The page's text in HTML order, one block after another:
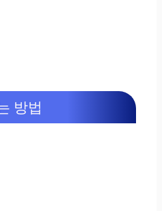
방법